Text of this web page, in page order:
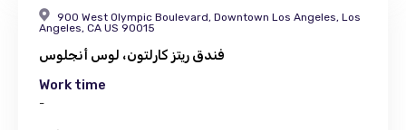
900 West Olympic Boulevard, Downtown Los Angeles, Los
Angeles, CA US 90015
فندق ريتز كارلتون، لوس أنجلوس
Work time
-